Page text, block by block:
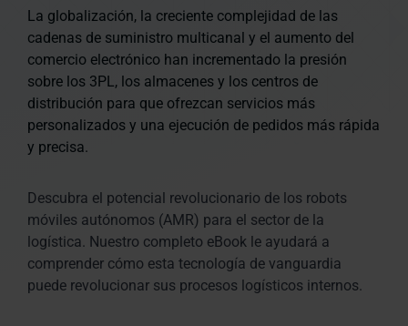
La globalización, la creciente complejidad de las
cadenas de suministro multicanal y el aumento del
comercio electrónico han incrementado la presión
sobre los 3PL, los almacenes y los centros de
distribución para que ofrezcan servicios más
personalizados y una ejecución de pedidos más rápida
y precisa.
Descubra el potencial revolucionario de los robots
móviles autónomos (AMR) para el sector de la
logística. Nuestro completo eBook le ayudará a
comprender cómo esta tecnología de vanguardia
puede revolucionar sus procesos logísticos internos.